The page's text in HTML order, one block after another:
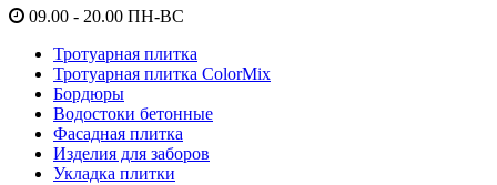
09.00 - 20.00 ПН-ВС
Тротуарная плитка
Тротуарная плитка ColorMix
Бордюры
Водостоки бетонные
Фасадная плитка
Изделия для заборов
Укладка плитки